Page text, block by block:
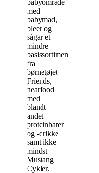
babyområde
med
babymad,
bleer og
sågar et
mindre
basissortiment
fra
børnetøjet
Friends,
nearfood
med
blandt
andet
proteinbarer
og -drikke
samt ikke
mindst
Mustang
Cykler.